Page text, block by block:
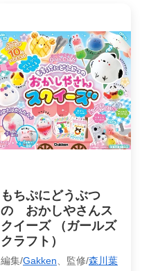
もちぷにどうぶつ
の おかしやさんス
クイーズ （ガールズ
クラフト）
編集/Gakken 、監修/森川葉